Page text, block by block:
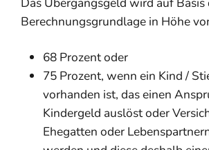
Berechnungsgrundlage in Höhe
68 Prozent oder
75 Prozent, wenn ein Kind /
vorhanden ist, das einen
Kindergeld auslöst oder
Ehegatten oder